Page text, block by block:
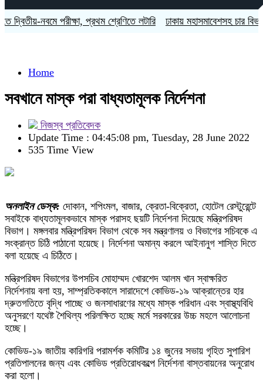
নবমে পরীক্ষা, প্রথম শ্রেণিতে লটারি ঢাকায় মহাসমাবেশসহ চার
Home
সবখানে মাস্ক পরা বাধ্যতামূলক নির্দেশনা
নিজস্ব প্রতিবেদক
Update Time : 04:45:08 pm, Tuesday, 28 June 2022
535 Time View
অনলাইন ডেস্ক: দোকান, শপিংমল, বাজার, ক্রেতা-বিক্রেতা, হোটেল রেস্টুরেন্টে
সবাইকে বাধ্যতামূলকভাবে মাস্ক পরাসহ ছয়টি নির্দেশনা দিয়েছে মন্ত্রিপরিষদ
বিভাগ। মঙ্গলবার মন্ত্রিপরিষদ বিভাগ থেকে সব মন্ত্রণালয় ও বিভাগের সচিবকে এ
সংক্রান্ত চিঠি পাঠানো হয়েছে। নির্দেশনা অমান্য করলে আইনানুগ শাস্তি দিতে
বলা হয়েছে এ চিঠিতে।
মন্ত্রিপরিষদ বিভাগের উপসচিব মোহাম্মদ খোরশেদ আলম খান স্বাক্ষরিত
নির্দেশনায় বলা হয়, সাম্প্রতিককালে সারাদেশে কোভিড-১৯ আক্রান্তের হার
দ্রুতগতিতে বৃদ্ধি পাচ্ছে ও জনসাধারণের মধ্যে মাস্ক পরিধান এবং স্বাস্থ্যবিধি
অনুসরণে যথেষ্ট শৈথিল্য পরিলক্ষিত হচ্ছে মর্মে সরকারের উচ্চ মহলে আলোচনা
হচ্ছে।
কোভিড-১৯ জাতীয় কারিগরি পরামর্শক কমিটির ১৪ জুনের সভায় গৃহিত সুপারিশ
প্রতিপালনের জন্য এবং কোভিড প্রতিরোধকল্পে নির্দেশনা বাস্তবায়নের অনুরোধ
করা হলো।